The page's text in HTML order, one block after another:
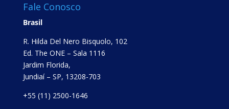
Fale Conosco
Brasil
R. Hilda Del Nero Bisquolo, 102
Ed. The ONE – Sala 1116
Jardim Florida,
Jundiaí – SP, 13208-703
+55 (11) 2500-1646